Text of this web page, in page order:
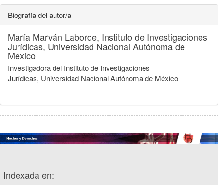
Biografía del autor/a
María Marván Laborde, Instituto de Investigaciones
Jurídicas, Universidad Nacional Autónoma de
México
Investigadora del Instituto de Investigaciones
Jurídicas, Universidad Nacional Autónoma de México
Indexada en: